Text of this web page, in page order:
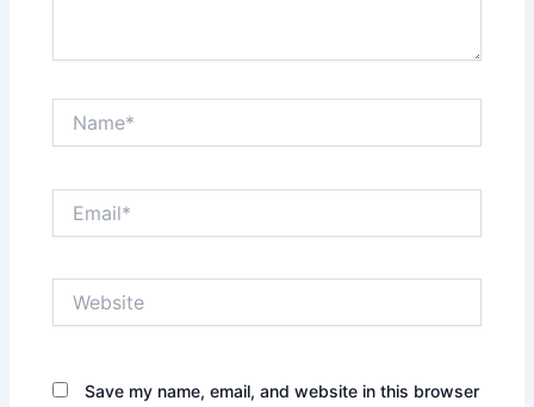
Save my name, email, and website in this browser